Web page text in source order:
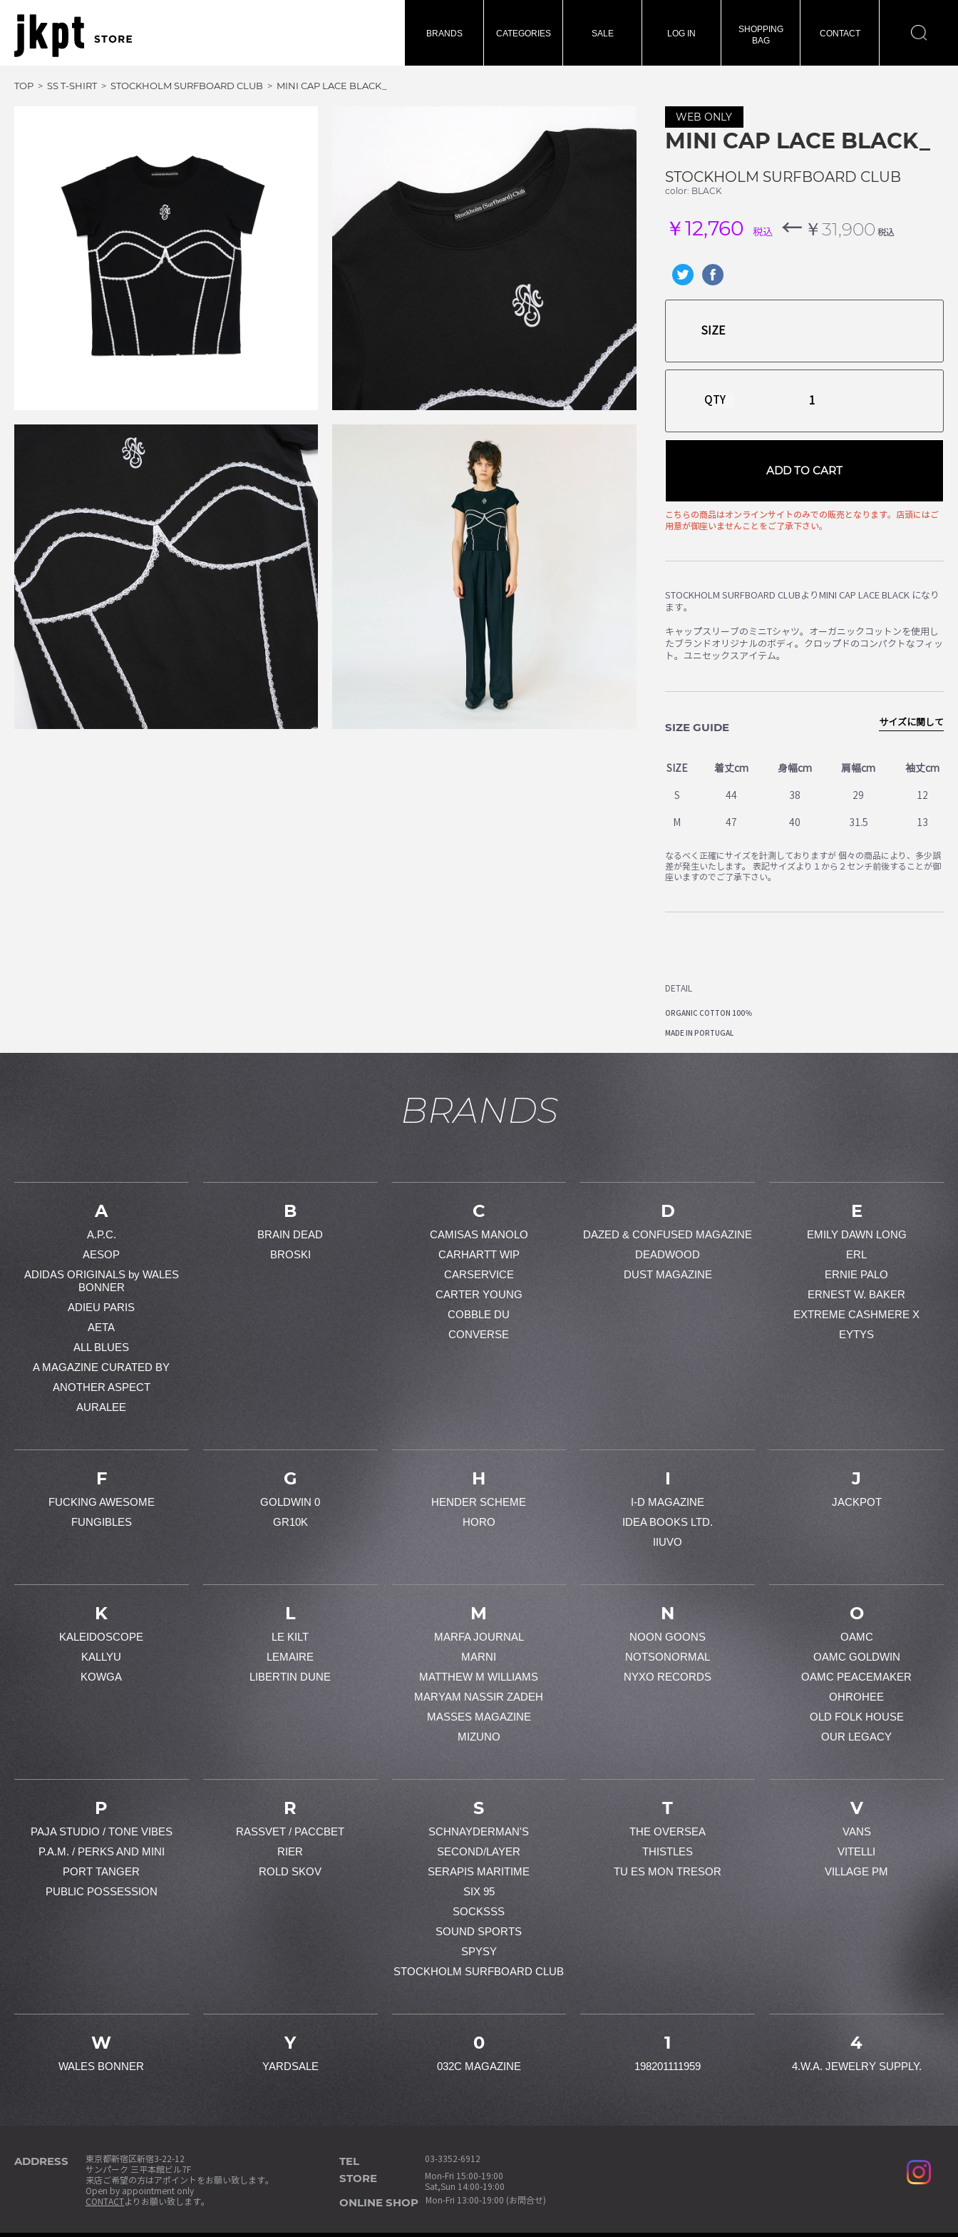
BRANDS CATEGORIES SALE LOG IN
SHOPPING
BAG
CONTACT
TOP SS T-SHIRT STOCKHOLM SURFBOARD CLUB MINI CAP LACE BLACK_
WEB ONLY
MINI CAP LACE BLACK_
STOCKHOLM SURFBOARD CLUB
color: BLACK
￥12,760 税込 ← ￥31,900 税込
QTY
ADD TO CART
こちらの商品はオンラインサイトのみでの販売となります。店頭にはご
用意が御座いませんことをご了承下さい。
STOCKHOLM SURFBOARD CLUBよりMINI CAP LACE BLACK になり
ます。
キャップスリーブのミニTシャツ。オーガニックコットンを使用し
たブランドオリジナルのボディ。クロップドのコンパクトなフィッ
ト。ユニセックスアイテム。
SIZE GUIDE
SIZE 着丈cm 身幅cm 肩幅cm 袖丈cm
S 44 38 29 12
M 47 40 31.5 13
サイズに関して
なるべく正確にサイズを計測しておりますが 個々の商品により、多少誤
差が発生いたします。 表記サイズより１から２センチ前後することが御
座いますのでご了承下さい。
DETAIL
ORGANIC COTTON 100％
MADE IN PORTUGAL
BRANDS
A
A.P.C.
AESOP
ADIDAS ORIGINALS by WALES
BONNER
ADIEU PARIS
AETA
ALL BLUES
A MAGAZINE CURATED BY
ANOTHER ASPECT
AURALEE
B
BRAIN DEAD
BROSKI
C
CAMISAS MANOLO
CARHARTT WIP
CARSERVICE
CARTER YOUNG
COBBLE DU
CONVERSE
D
DAZED & CONFUSED MAGAZINE
DEADWOOD
DUST MAGAZINE
E
EMILY DAWN LONG
ERL
ERNIE PALO
ERNEST W. BAKER
EXTREME CASHMERE X
EYTYS
F
FUCKING AWESOME
FUNGIBLES
G
GOLDWIN 0
GR10K
H
HENDER SCHEME
HORO
I
I-D MAGAZINE
IDEA BOOKS LTD.
IIUVO
J
JACKPOT
K
KALEIDOSCOPE
KALLYU
KOWGA
L
LE KILT
LEMAIRE
LIBERTIN DUNE
M
MARFA JOURNAL
MARNI
MATTHEW M WILLIAMS
MARYAM NASSIR ZADEH
MASSES MAGAZINE
MIZUNO
N
NOON GOONS
NOTSONORMAL
NYXO RECORDS
O
OAMC
OAMC GOLDWIN
OAMC PEACEMAKER
OHROHEE
OLD FOLK HOUSE
OUR LEGACY
P
PAJA STUDIO / TONE VIBES
P.A.M. / PERKS AND MINI
PORT TANGER
PUBLIC POSSESSION
R
RASSVET / PACCBET
RIER
ROLD SKOV
S
SCHNAYDERMAN'S
SECOND/LAYER
SERAPIS MARITIME
SIX 95
SOCKSSS
SOUND SPORTS
SPYSY
STOCKHOLM SURFBOARD CLUB
T
THE OVERSEA
THISTLES
TU ES MON TRESOR
V
VANS
VITELLI
VILLAGE PM
W
WALES BONNER
Y
YARDSALE
0
032C MAGAZINE
1
198201111959
4
4.W.A. JEWELRY SUPPLY.
ADDRESS
東京都新宿区新宿3-22-12
サンパーク 三平本館ビル7F
来店ご希望の方はアポイントをお願い致します。
Open by appointment only
CONTACTよりお願い致します。
TEL 03-3352-6912
STORE
Mon-Fri 15:00-19:00
Sat,Sun 14:00-19:00
ONLINE SHOP Mon-Fri 13:00-19:00 (お問合せ)